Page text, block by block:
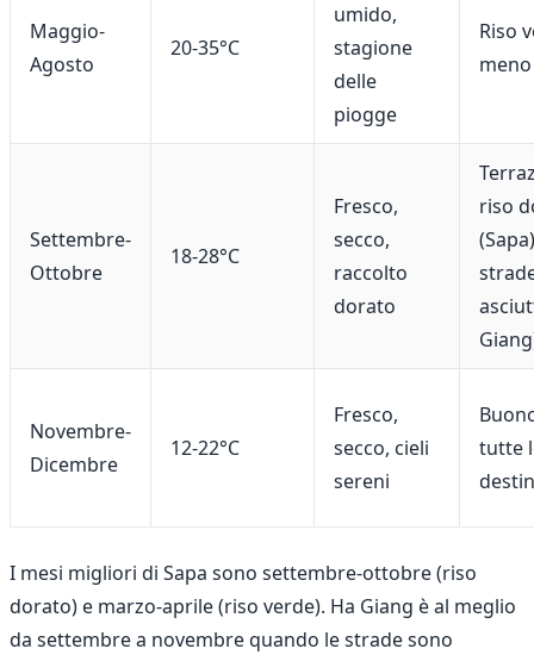
Maggio-
Agosto
20-35°C
umido,
stagione
delle
piogge
Riso
Settembre-
Ottobre
18-28°C
Fresco,
secco,
raccolto
dorato
riso
Novembre-
Dicembre
12-22°C
Fresco,
secco, cieli
sereni
tutte
I mesi migliori di Sapa sono settembre-ottobre (riso
dorato) e marzo-aprile (riso verde). Ha Giang è al meglio
da settembre a novembre quando le strade sono